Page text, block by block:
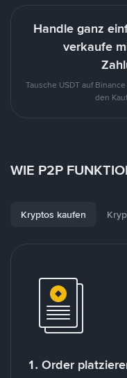
Handle ganz
verkaufe
Tausche USDT auf
den
WIE P2P
Kryptos kaufen
1. Order